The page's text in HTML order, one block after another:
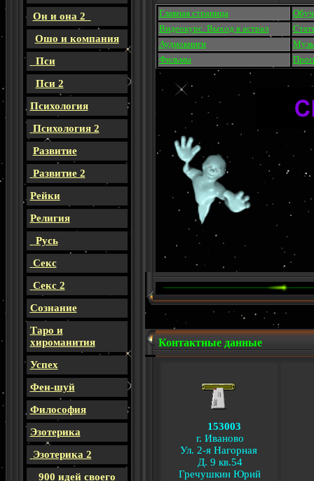
Он и она 2
Ошо и компания
Пси
Пси 2
Психология
Психология 2
Развитие
Развитие 2
Рейки
Религия
Русь
Секс
Секс 2
Сознание
Таро и
хироманития
Успех
Фен-шуй
Философия
Эзотерика
Эзотерика 2
900 идей своего
Главная страница
Видеокурс. Выход в астрал
Аудиокниги
Фильмы
Контактные данные
153003
г. Иваново
Ул. 2-я Нагорная
Д. 9 кв.54
Гречушкин Юрий